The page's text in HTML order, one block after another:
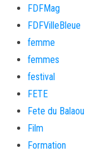
FDFMag
FDFVilleBleue
femme
femmes
festival
FETE
Fete du Balaou
Film
Formation